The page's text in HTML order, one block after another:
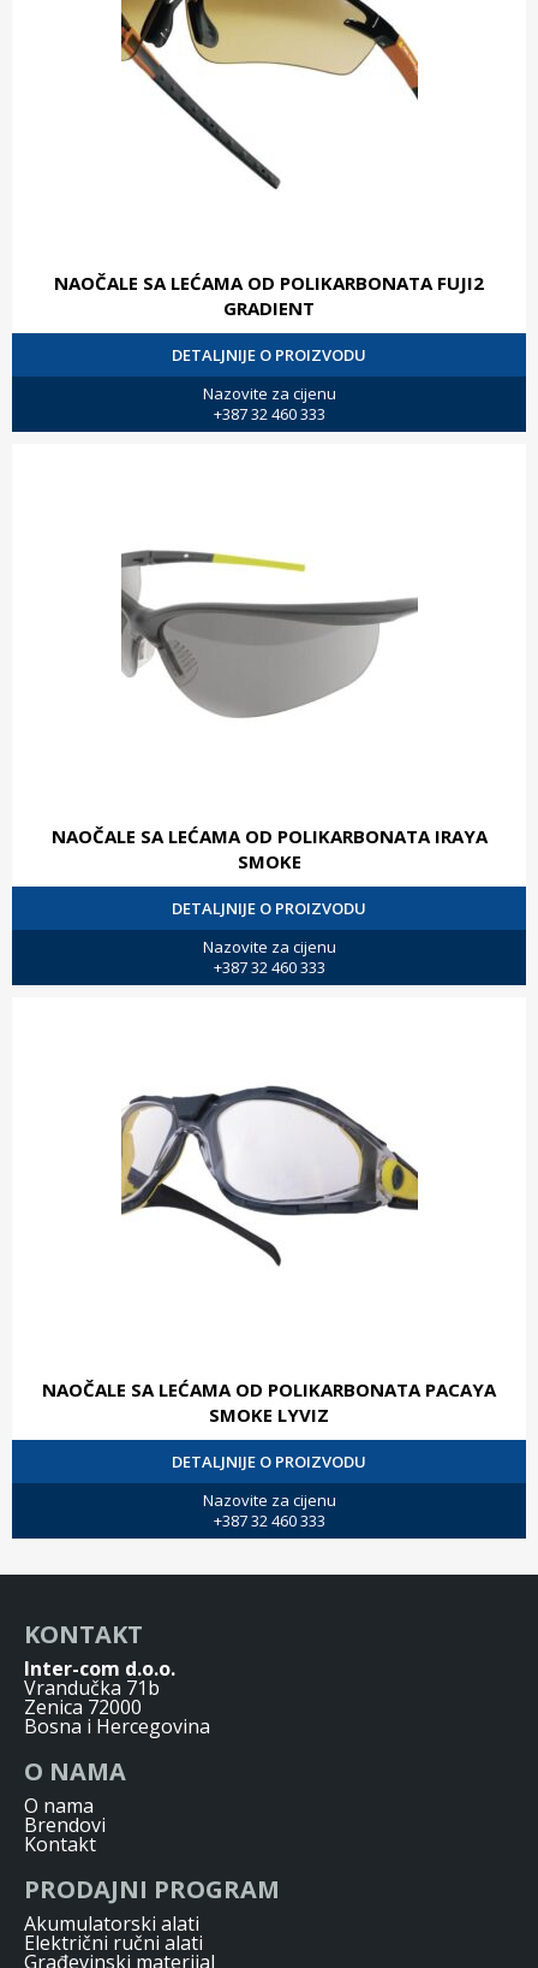
NAOČALE SA LEĆAMA OD POLIKARBONATA FUJI2
GRADIENT
DETALJNIJE O PROIZVODU
Nazovite za cijenu
+387 32 460 333
NAOČALE SA LEĆAMA OD POLIKARBONATA IRAYA
SMOKE
DETALJNIJE O PROIZVODU
Nazovite za cijenu
+387 32 460 333
NAOČALE SA LEĆAMA OD POLIKARBONATA PACAYA
SMOKE LYVIZ
DETALJNIJE O PROIZVODU
Nazovite za cijenu
+387 32 460 333
KONTAKT
Inter-com d.o.o.
Vrandučka 71b
Zenica 72000
Bosna i Hercegovina
O NAMA
O nama
Brendovi
Kontakt
PRODAJNI PROGRAM
Akumulatorski alati
Električni ručni alati
Građevinski materijal